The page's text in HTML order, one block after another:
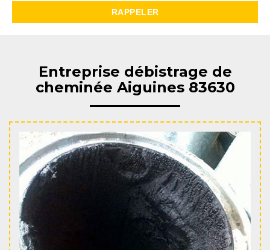
Entreprise débistrage de
cheminée Aiguines 83630